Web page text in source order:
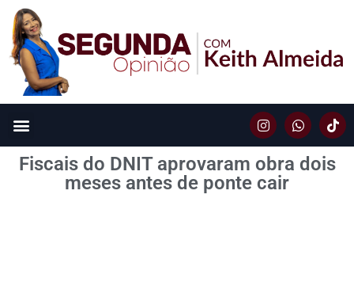
Fiscais do DNIT aprovaram obra dois
meses antes de ponte cair